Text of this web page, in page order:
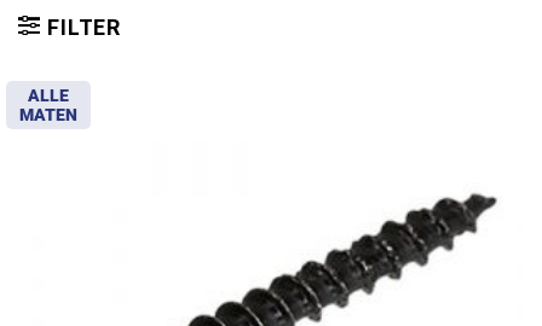
FILTER
ALLE
MATEN